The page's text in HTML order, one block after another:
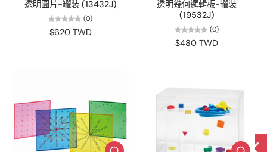
透明圓片-罐裝 (13432J)
(0)
$620 TWD
透明幾何邏輯板-罐裝
(19532J)
(0)
$480 TWD